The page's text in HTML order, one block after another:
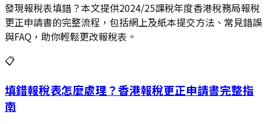
發現報稅表填錯？本文提供2024/25課稅年度香港稅務局報稅
更正申請書的完整流程，包括網上及紙本提交方法、常見錯誤
與FAQ，助你輕鬆更改報稅表。
📋
填錯報稅表怎麼處理？香港報稅更正申請書完整指
南